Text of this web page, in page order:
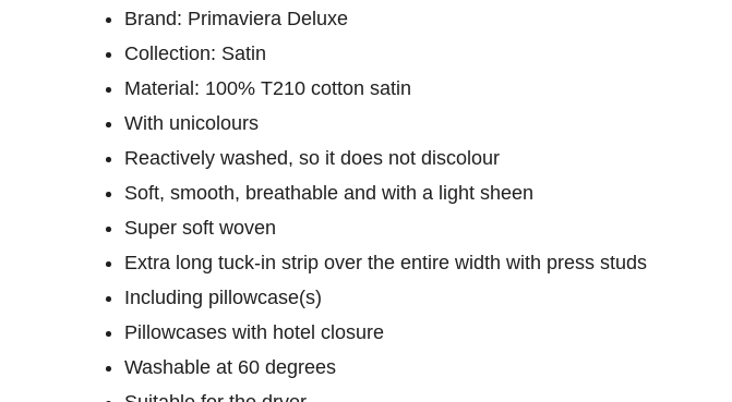
Brand: Primaviera Deluxe
Collection: Satin
Material: 100% T210 cotton satin
With unicolours
Reactively washed, so it does not discolour
Soft, smooth, breathable and with a light sheen
Super soft woven
Extra long tuck-in strip over the entire width with press studs
Including pillowcase(s)
Pillowcases with hotel closure
Washable at 60 degrees